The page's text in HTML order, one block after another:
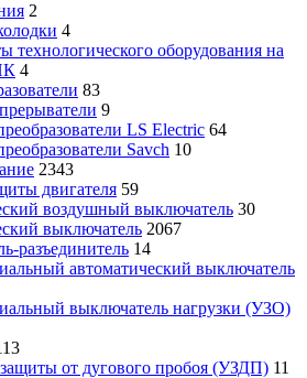
2
4
технологического оборудования на
4
83
9
LS Electric 64
Savch 10
2343
двигателя 59
воздушный выключатель 30
выключатель 2067
разъединитель 14
автоматический выключатель
выключатель нагрузки (УЗО)
защиты от дугового пробоя (УЗДП) 11